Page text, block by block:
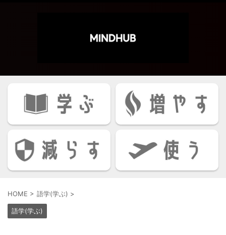
HOME > 語学(学ぶ) >
語学(学ぶ)